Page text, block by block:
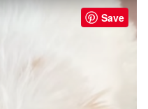
Save